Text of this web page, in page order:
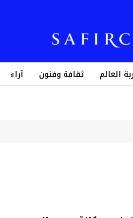
العالم ثقافة وفنون آراء